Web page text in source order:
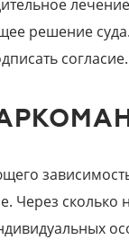
решение
согласие.
Через сколько